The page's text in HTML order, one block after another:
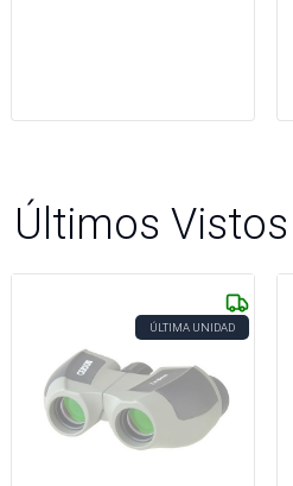
Últimos Vistos
ÚLTIMA UNIDAD